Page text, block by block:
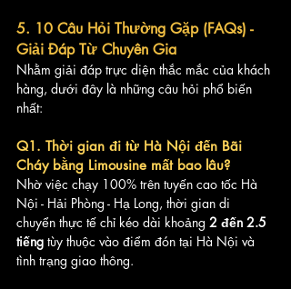
5. 10 Câu Hỏi Thường Gặp (FAQs) -
Giải Đáp Từ Chuyên Gia
Nhằm giải đáp trực diện thắc mắc của khách
hàng, dưới đây là những câu hỏi phổ biến
nhất:
Q1. Thời gian đi từ Hà Nội đến Bãi
Cháy bằng Limousine mất bao lâu?
Nhờ việc chạy 100% trên tuyến cao tốc Hà
Nội - Hải Phòng - Hạ Long, thời gian di
chuyển thực tế chỉ kéo dài khoảng 2 đến 2.5
tiếng tùy thuộc vào điểm đón tại Hà Nội và
tình trạng giao thông.